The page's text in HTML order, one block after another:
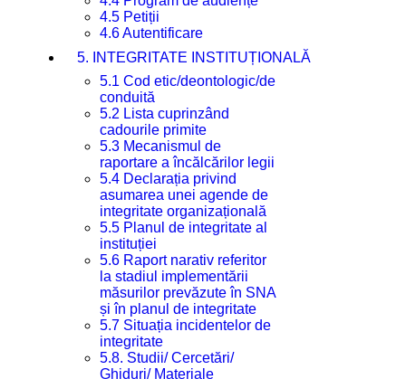
4.5 Petiții
4.6 Autentificare
5. INTEGRITATE INSTITUȚIONALĂ
5.1 Cod etic/deontologic/de
conduită
5.2 Lista cuprinzând
cadourile primite
5.3 Mecanismul de
raportare a încălcărilor legii
5.4 Declarația privind
asumarea unei agende de
integritate organizațională
5.5 Planul de integritate al
instituției
5.6 Raport narativ referitor
la stadiul implementării
măsurilor prevăzute în SNA
și în planul de integritate
5.7 Situația incidentelor de
integritate
5.8. Studii/ Cercetări/
Ghiduri/ Materiale